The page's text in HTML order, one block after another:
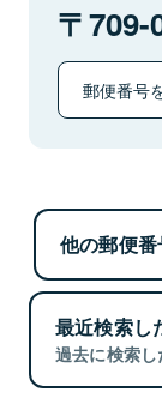
709-
郵便番号
他の郵便
最近検索し
過去に検索し